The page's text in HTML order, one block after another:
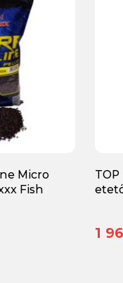
Micro
Fish
1